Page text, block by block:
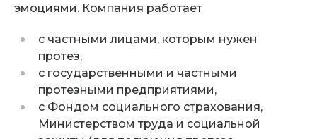
эмоциями. Компания работает
с частными лицами, которым нужен
протез,
с государственными и частными
протезными предприятиями,
c Фондом социального страхования,
Министерством труда и социальной